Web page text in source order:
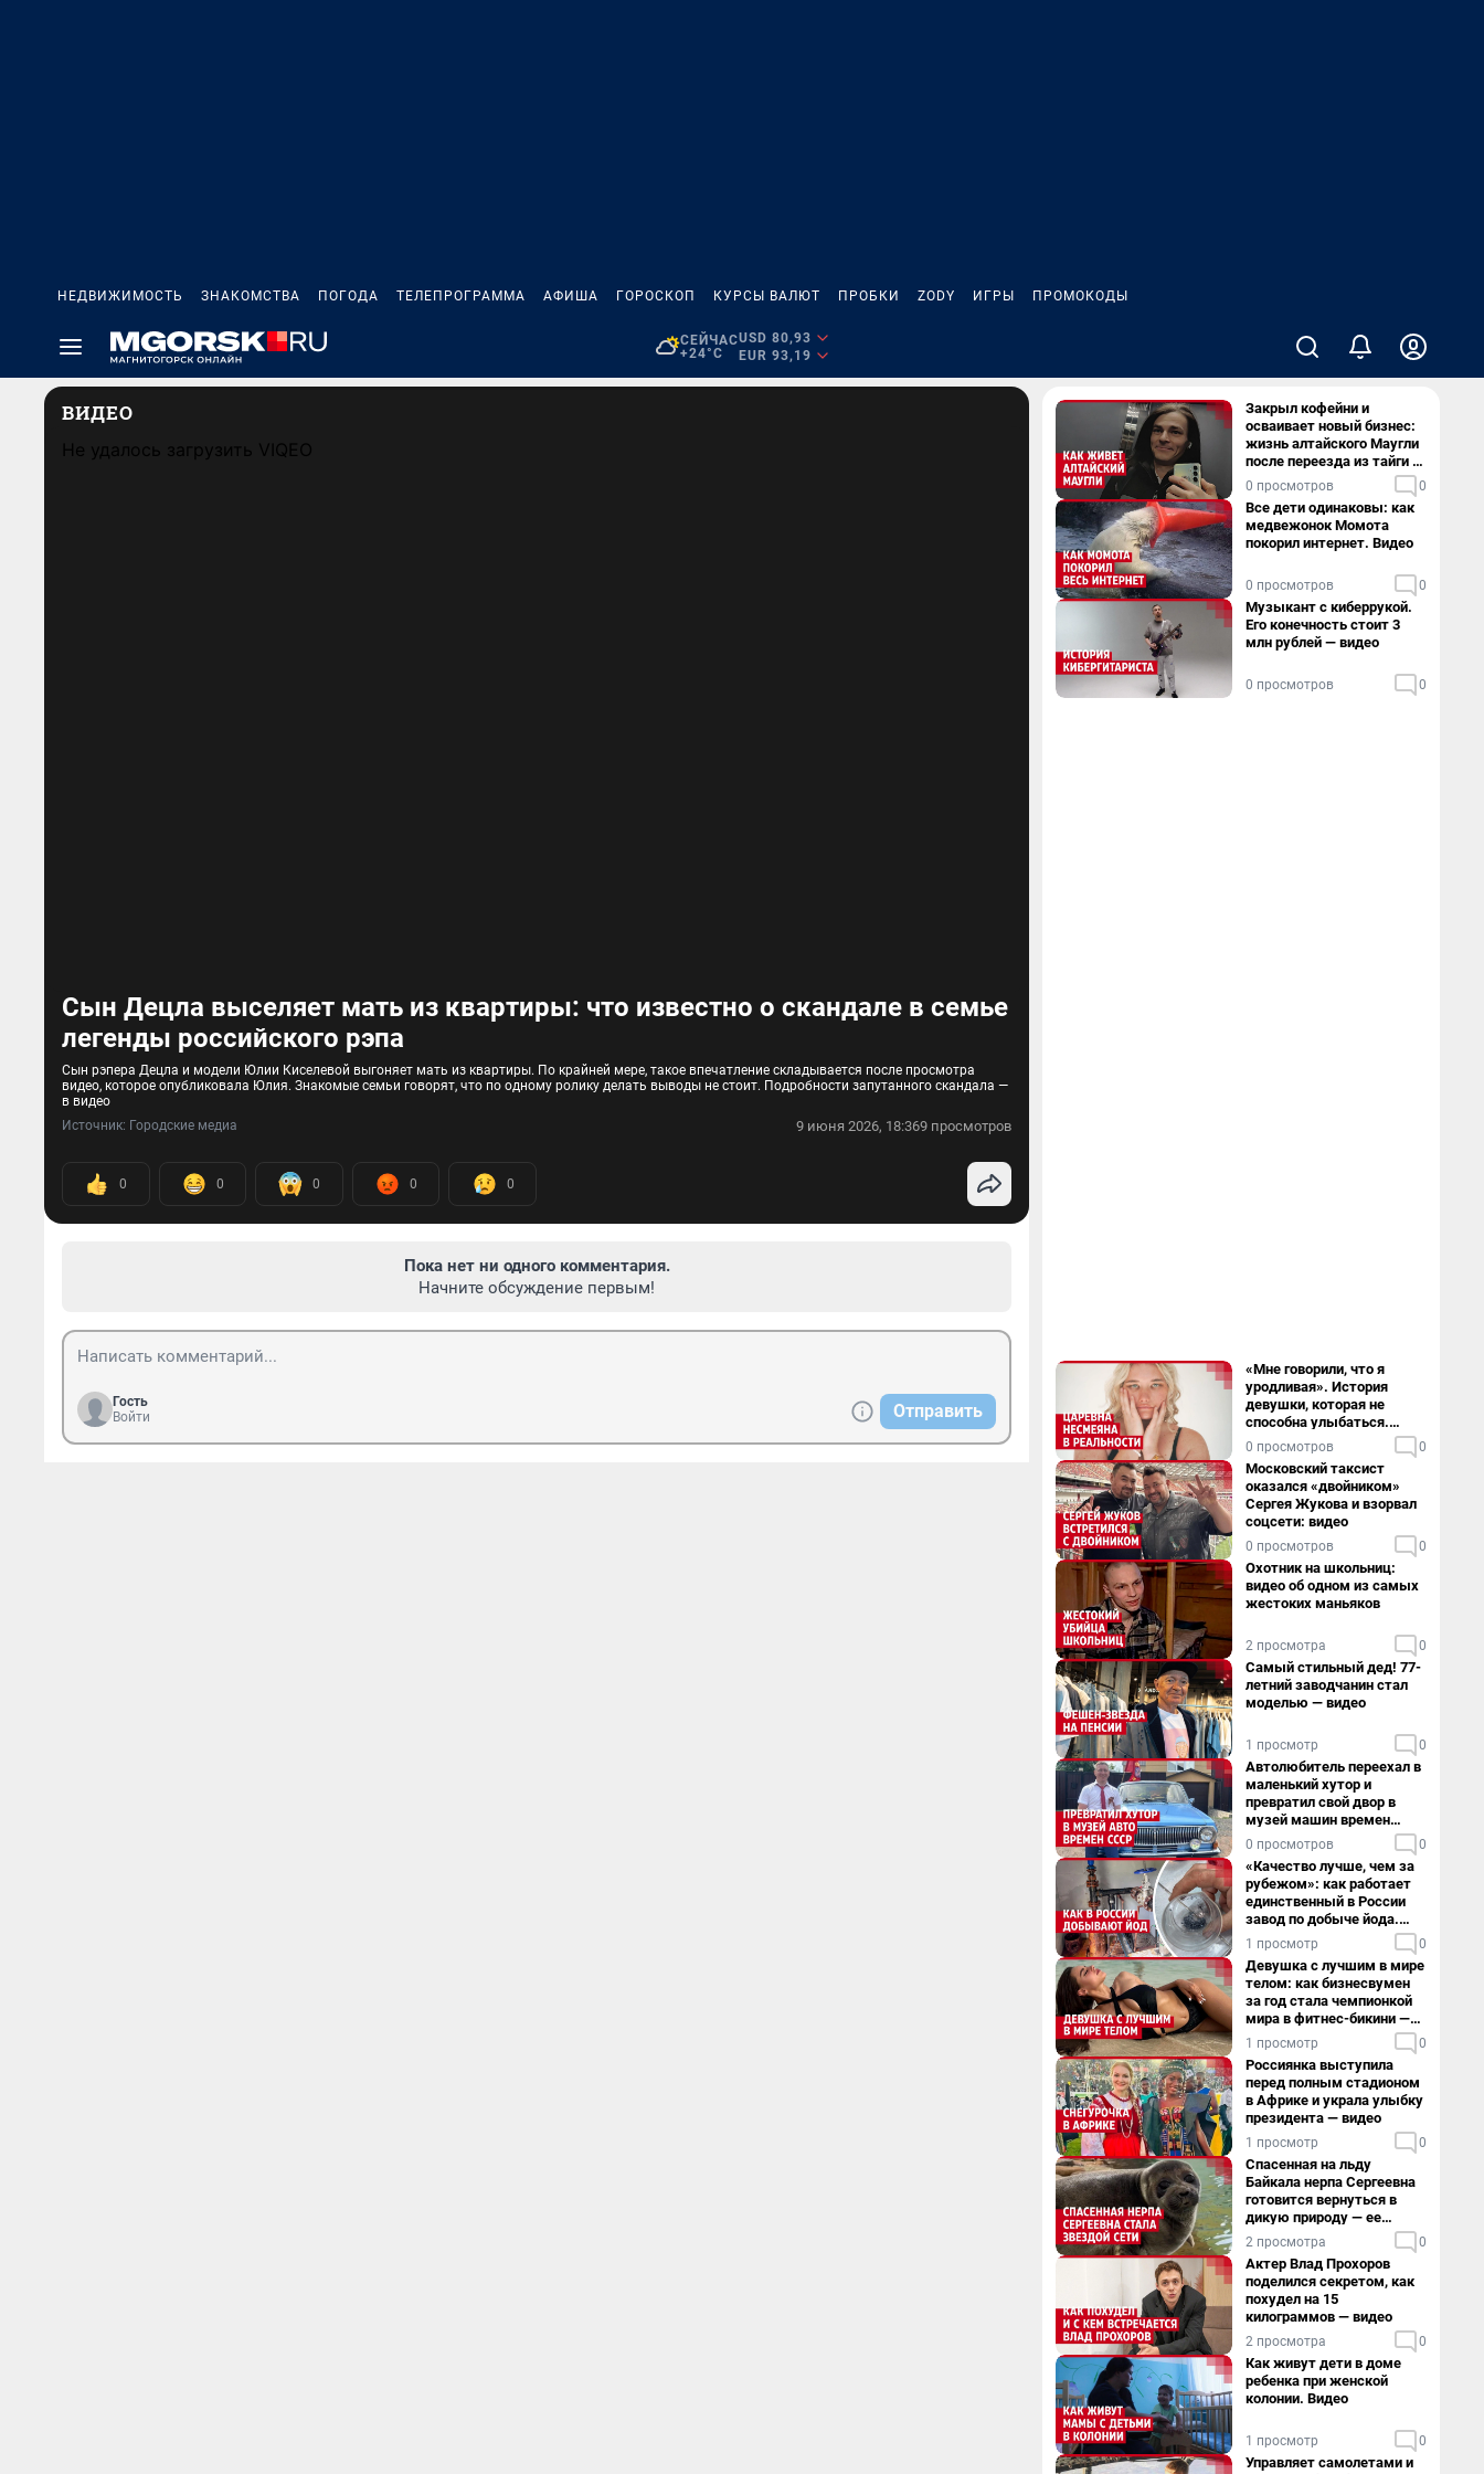
НЕДВИЖИМОСТЬ ЗНАКОМСТВА ПОГОДА ТЕЛЕПРОГРАММА АФИША ГОРОСКОП КУРСЫ ВАЛЮТ ПРОБКИ ZODY ИГРЫ ПРОМОКОДЫ
СЕЙЧАС
+24°C
USD 80,93
EUR 93,19
ВИДЕО
Не удалось загрузить VIQEO
Сын Децла выселяет мать из квартиры: что известно о скандале в семье
легенды российского рэпа
Сын рэпера Децла и модели Юлии Киселевой выгоняет мать из квартиры. По крайней мере, такое впечатление складывается после просмотра
видео, которое опубликовала Юлия. Знакомые семьи говорят, что по одному ролику делать выводы не стоит. Подробности запутанного скандала —
в видео
Источник: Городские медиа 9 июня 2026, 18:369 просмотров
0 0 0 0 0
Пока нет ни одного комментария.
Начните обсуждение первым!
Гость
Войти
Отправить
Закрыл кофейни и
осваивает новый бизнес:
жизнь алтайского Маугли
после переезда из тайги в
столицу
0 просмотров 0
Все дети одинаковы: как
медвежонок Момота
покорил интернет. Видео
0 просмотров 0
Музыкант с киберрукой.
Его конечность стоит 3
млн рублей — видео
0 просмотров 0
«Мне говорили, что я
уродливая». История
девушки, которая не
способна улыбаться.
Видео
0 просмотров 0
Московский таксист
оказался «двойником»
Сергея Жукова и взорвал
соцсети: видео
0 просмотров 0
Охотник на школьниц:
видео об одном из самых
жестоких маньяков
2 просмотра 0
Самый стильный дед! 77-
летний заводчанин стал
моделью — видео
1 просмотр 0
Автолюбитель переехал в
маленький хутор и
превратил свой двор в
музей машин времен
СССР. Видео
0 просмотров 0
«Качество лучше, чем за
рубежом»: как работает
единственный в России
завод по добыче йода.
Видео
1 просмотр 0
Девушка с лучшим в мире
телом: как бизнесвумен
за год стала чемпионкой
мира в фитнес-бикини —
видео
1 просмотр 0
Россиянка выступила
перед полным стадионом
в Африке и украла улыбку
президента — видео
1 просмотр 0
Спасенная на льду
Байкала нерпа Сергеевна
готовится вернуться в
дикую природу — ее
видеоистория
2 просмотра 0
Актер Влад Прохоров
поделился секретом, как
похудел на 15
килограммов — видео
2 просмотра 0
Как живут дети в доме
ребенка при женской
колонии. Видео
1 просмотр 0
Управляет самолетами и